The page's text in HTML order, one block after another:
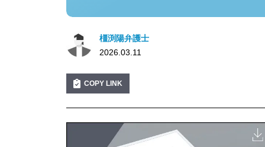
橿渕陽弁護士
2026.03.11
COPY LINK